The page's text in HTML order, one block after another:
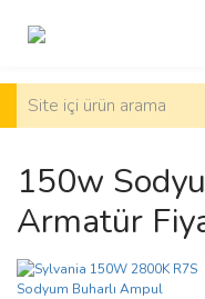
150w
Armatür